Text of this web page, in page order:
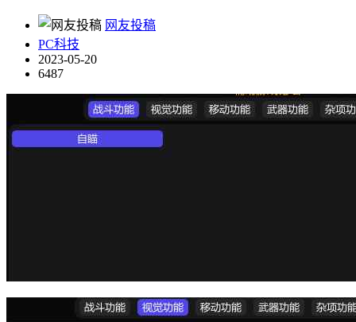
网友投稿
PC科技
2023-05-20
6487